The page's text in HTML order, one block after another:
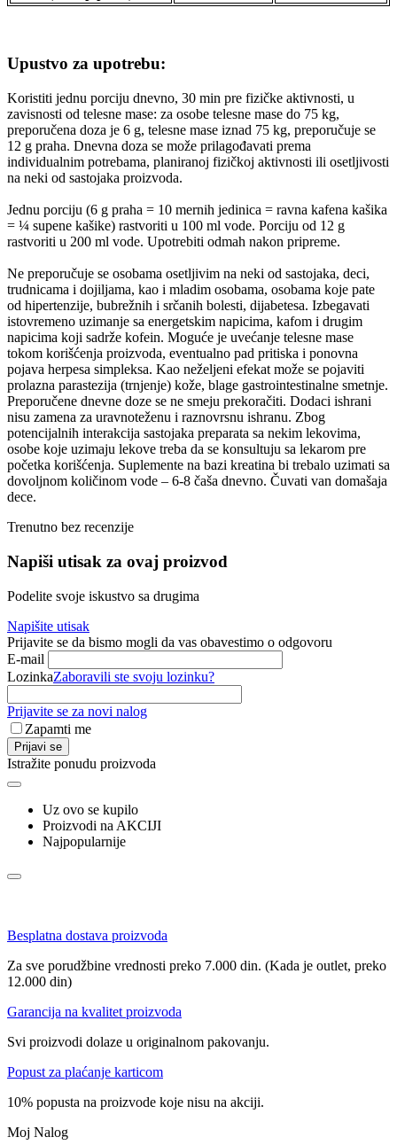
Upustvo za upotrebu:
Koristiti jednu porciju dnevno, 30 min pre fizičke aktivnosti, u
zavisnosti od telesne mase: za osobe telesne mase do 75 kg,
preporučena doza je 6 g, telesne mase iznad 75 kg, preporučuje se
12 g praha. Dnevna doza se može prilagođavati prema
individualnim potrebama, planiranoj fizičkoj aktivnosti ili osetljivosti
na neki od sastojaka proizvoda.
Jednu porciju (6 g praha = 10 mernih jedinica = ravna kafena kašika
= ¼ supene kašike) rastvoriti u 100 ml vode. Porciju od 12 g
rastvoriti u 200 ml vode. Upotrebiti odmah nakon pripreme.
Ne preporučuje se osobama osetljivim na neki od sastojaka, deci,
trudnicama i dojiljama, kao i mladim osobama, osobama koje pate
od hipertenzije, bubrežnih i srčanih bolesti, dijabetesa. Izbegavati
istovremeno uzimanje sa energetskim napicima, kafom i drugim
napicima koji sadrže kofein. Moguće je uvećanje telesne mase
tokom korišćenja proizvoda, eventualno pad pritiska i ponovna
pojava herpesa simpleksa. Kao neželjeni efekat može se pojaviti
prolazna parastezija (trnjenje) kože, blage gastrointestinalne smetnje.
Preporučene dnevne doze se ne smeju prekoračiti. Dodaci ishrani
nisu zamena za uravnoteženu i raznovrsnu ishranu. Zbog
potencijalnih interakcija sastojaka preparata sa nekim lekovima,
osobe koje uzimaju lekove treba da se konsultuju sa lekarom pre
početka korišćenja. Suplemente na bazi kreatina bi trebalo uzimati sa
dovoljnom količinom vode – 6-8 čaša dnevno. Čuvati van domašaja
dece.
Trenutno bez recenzije
Napiši utisak za ovaj proizvod
Podelite svoje iskustvo sa drugima
Napišite utisak
Prijavite se da bismo mogli da vas obavestimo o odgovoru
E-mail
LozinkaZaboravili ste svoju lozinku?
Prijavite se za novi nalog
Zapamti me
Prijavi se
Istražite ponudu proizvoda
Uz ovo se kupilo
Proizvodi na AKCIJI
Najpopularnije
Besplatna dostava proizvoda
Za sve porudžbine vrednosti preko 7.000 din. (Kada je outlet, preko
12.000 din)
Garancija na kvalitet proizvoda
Svi proizvodi dolaze u originalnom pakovanju.
Popust za plaćanje karticom
10% popusta na proizvode koje nisu na akciji.
Moj Nalog